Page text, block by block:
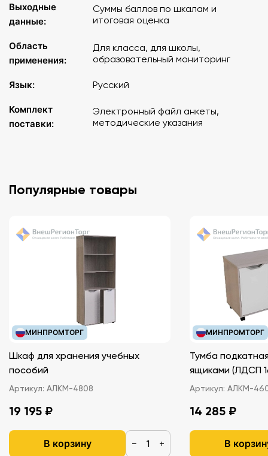
Выходные
данные:
Суммы баллов по шкалам и
итоговая оценка
Область
применения:
Для класса, для школы,
образовательный мониторинг
Язык: Русский
Комплект
поставки:
Электронный файл анкеты,
методические указания
Популярные товары
МИНПРОМТОРГ
Шкаф для хранения учебных
пособий
Артикул: АЛКМ-4808
19 195 ₽
В корзину − +
МИНПРОМТОРГ
Тумба
ящиками
Артикул: АЛКМ-
14 285 ₽
В